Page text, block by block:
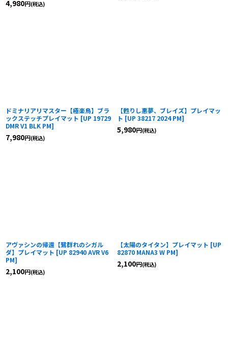
4,980円(税込)
ドミナリアリマスター【極楽鳥】ブラ
ックステッチプレイマット [UP 19729
DMR V1 BLK PM]
7,980円(税込)
【甦りし悪夢、ブレイズ】プレイマッ
ト [UP 38217 2024 PM]
5,980円(税込)
アヴァシンの帰還【鷺群れのシガル
ダ】プレイマット [UP 82940 AVR V6
PM]
2,100円(税込)
【太陽のタイタン】プレイマット [UP
82870 MANA3 W PM]
2,100円(税込)